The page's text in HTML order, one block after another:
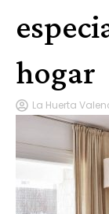
hogar
La Huerta